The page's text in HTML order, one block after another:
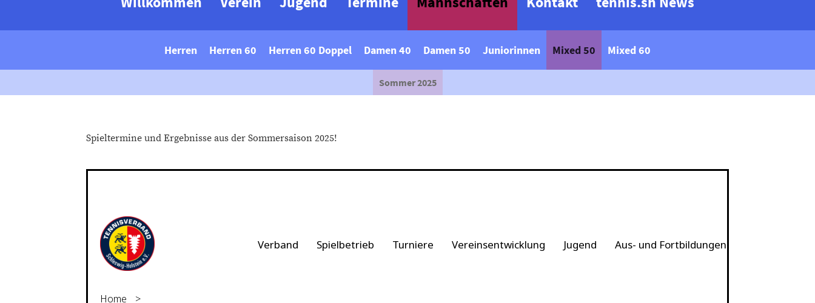
Herren Herren 60 Herren 60 Doppel Damen 40 Damen 50 Juniorinnen Mixed 50 Mixed 60
Sommer 2025
Spieltermine und Ergebnisse aus der Sommersaison 2025!